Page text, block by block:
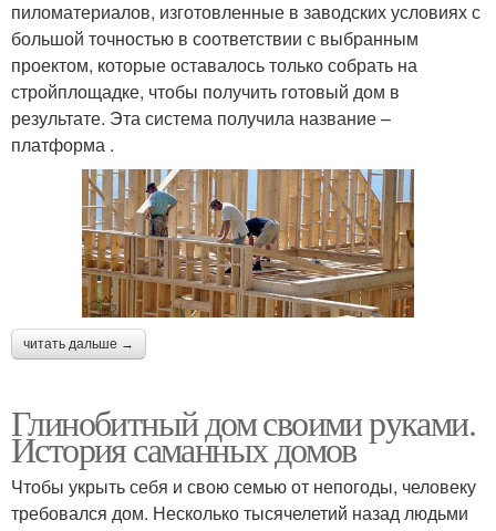
пиломатериалов, изготовленные в заводских условиях с
большой точностью в соответствии с выбранным
проектом, которые оставалось только собрать на
стройплощадке, чтобы получить готовый дом в
результате. Эта система получила название –
платформа .
читать дальше →
Глинобитный дом своими руками.
История саманных домов
Чтобы укрыть себя и свою семью от непогоды, человеку
требовался дом. Несколько тысячелетий назад людьми